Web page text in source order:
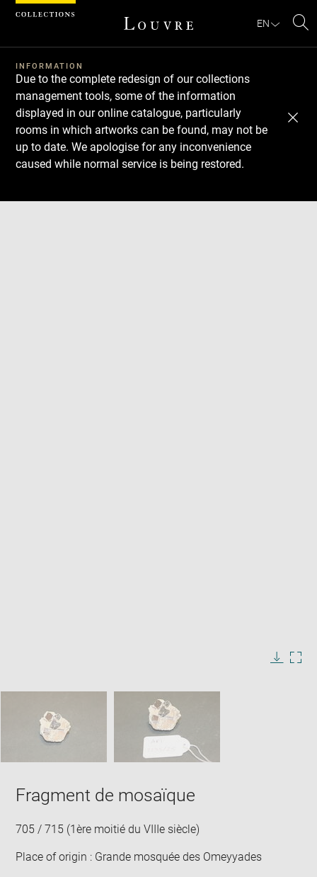
EN
INFORMATION
Due to the complete redesign of our collections
management tools, some of the information
displayed in our online catalogue, particularly
rooms in which artworks can be found, may not be
up to date. We apologise for any inconvenience
caused while normal service is being restored.
Download
Next
Previous
Fragment de mosaïque
705 / 715 (1ère moitié du VIIIe siècle)
Place of origin : Grande mosquée des Omeyyades
Cookies management panel